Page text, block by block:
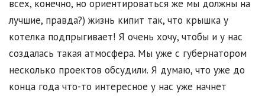
всех, конечно, но ориентироваться же мы должны на
лучшие, правда?) жизнь кипит так, что крышка у
котелка подпрыгивает! Я очень хочу, чтобы и у нас
создалась такая атмосфера. Мы уже с губернатором
несколько проектов обсудили. Я думаю, что уже до
конца года что-то интересное у нас уже начнет